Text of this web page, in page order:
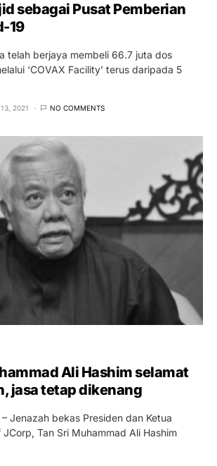
sebagai Pusat Pemberian
19
telah berjaya membeli 66.7 juta dos
‘COVAX Facility’ terus daripada 5
2021 NO COMMENTS
Ali Hashim selamat
jasa tetap dikenang
Jenazah bekas Presiden dan Ketua
Tan Sri Muhammad Ali Hashim